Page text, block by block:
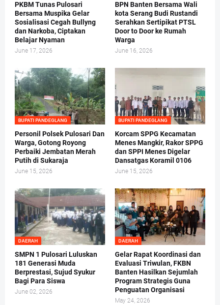
PKBM Tunas Pulosari
Bersama Muspika Gelar
Sosialisasi Cegah Bullyng
dan Narkoba, Ciptakan
Belajar Nyaman
June 17, 2026
BPN Banten Bersama Wali
kota Serang Budi Rustandi
Serahkan Sertipikat PTSL
Door to Door ke Rumah
Warga
June 16, 2026
BUPATI PANDEGLANG
Personil Polsek Pulosari Dan
Warga, Gotong Royong
Perbaiki Jembatan Merah
Putih di Sukaraja
June 15, 2026
BUPATI PANDEGLANG
Korcam SPPG Kecamatan
Menes Mangkir, Rakor SPPG
dan SPPI Menes Digelar
Dansatgas Koramil 0106
June 15, 2026
DAERAH
SMPN 1 Pulosari Luluskan
181 Generasi Muda
Berprestasi, Sujud Syukur
Bagi Para Siswa
June 02, 2026
DAERAH
Gelar Rapat Koordinasi dan
Evaluasi Triwulan, FKBN
Banten Hasilkan Sejumlah
Program Strategis Guna
Penguatan Organisasi
May 24, 2026